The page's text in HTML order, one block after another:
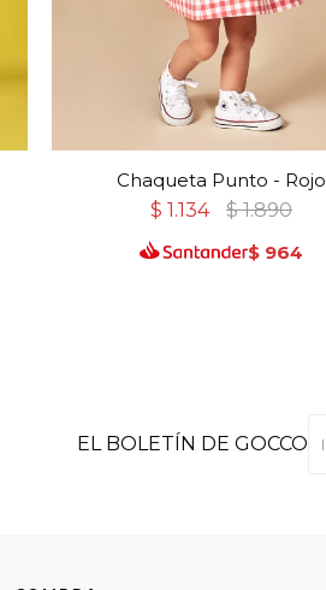
Chaqueta Punto - Rojo
$ 1.134 $ 1.890
$ 964
EL BOLETÍN DE GOCCO